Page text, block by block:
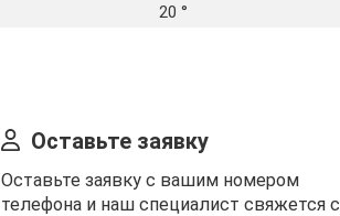
20 °
Оставьте заявку
Оставьте заявку с вашим номером
телефона и наш специалист свяжется с